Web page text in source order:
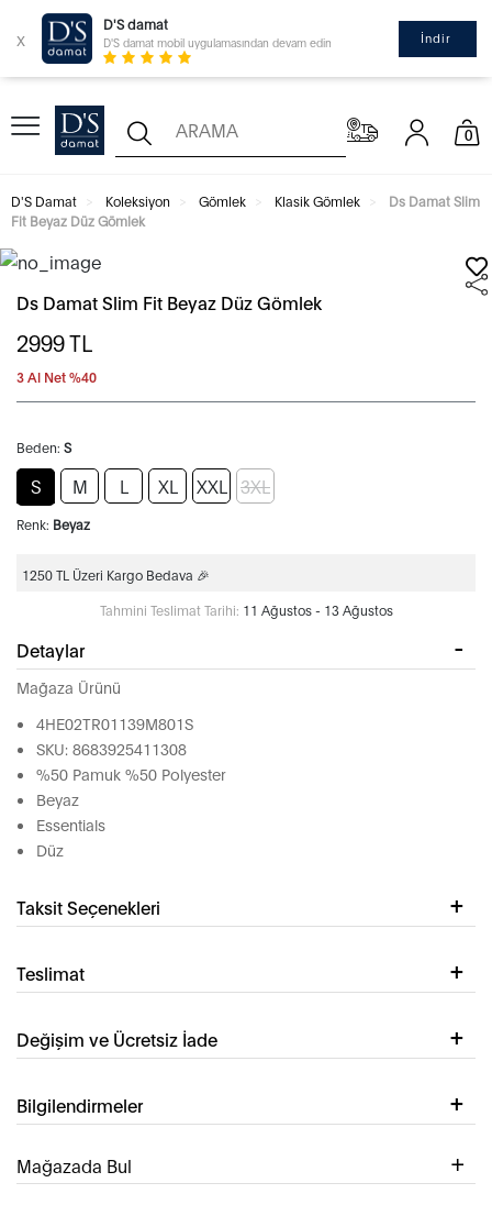
x
D'S damat
D'S damat mobil uygulamasından devam edin İndir
0
D'S Damat Koleksiyon Gömlek Klasik Gömlek
Ds Damat Slim
Fit Beyaz Düz Gömlek
Ds Damat Slim Fit Beyaz Düz Gömlek
2999TL
3 Al Net %40
Beden: S
S M L XL XXL 3XL
Renk: Beyaz
1250 TL Üzeri Kargo Bedava 🎉
Tahmini Teslimat Tarihi: 11 Ağustos - 13 Ağustos
Detaylar
Mağaza Ürünü
4HE02TR01139M801S
SKU: 8683925411308
%50 Pamuk %50 Polyester
Beyaz
Essentials
Düz
Taksit Seçenekleri
Teslimat
Değişim ve Ücretsiz İade
Bilgilendirmeler
Mağazada Bul